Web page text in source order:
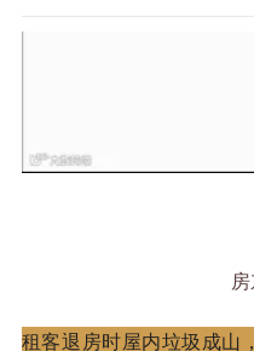
租客退房时屋内垃圾成山